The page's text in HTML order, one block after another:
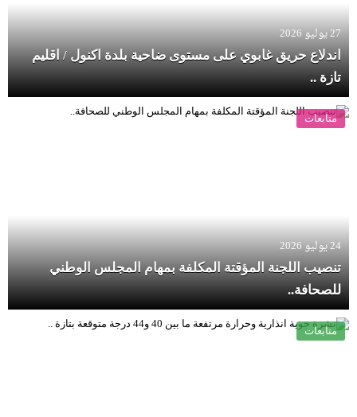
27 يوليو 2026
اندلاع حريق غابوي على مستوى ضاحية بلدة اكنول / اقليم
تازة ..
متابعات
24 يوليو 2026
تنصيب اللجنة المؤقتة المكلفة بمهام المجلس الوطني
للصحافة..
متابعات